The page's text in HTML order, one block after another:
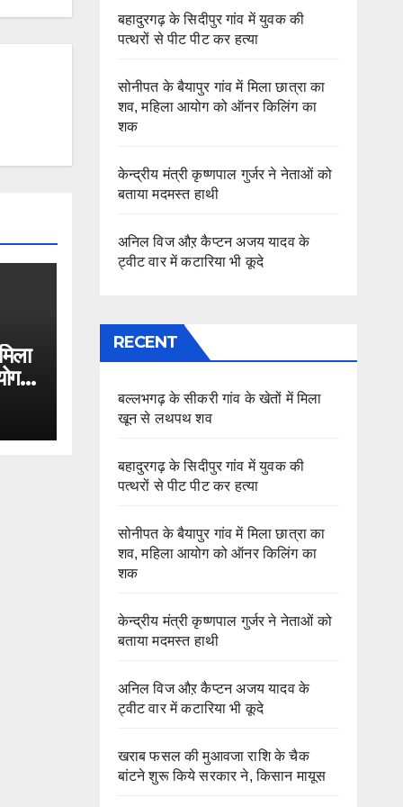
बहादुरगढ़ के सिदीपुर गांव में युवक की
पत्थरों से पीट पीट कर हत्या
सोनीपत के बैयापुर गांव में मिला छात्रा का
शव, महिला आयोग को ऑनर किलिंग का
शक
केन्द्रीय मंत्री कृष्णपाल गुर्जर ने नेताओं को
बताया मदमस्त हाथी
अनिल विज औऱ कैप्टन अजय यादव के
ट्वीट वार में कटारिया भी कूदे
RECENT
बल्लभगढ़ के सीकरी गांव के खेतों में मिला
खून से लथपथ शव
बहादुरगढ़ के सिदीपुर गांव में युवक की
पत्थरों से पीट पीट कर हत्या
सोनीपत के बैयापुर गांव में मिला छात्रा का
शव, महिला आयोग को ऑनर किलिंग का
शक
केन्द्रीय मंत्री कृष्णपाल गुर्जर ने नेताओं को
बताया मदमस्त हाथी
अनिल विज औऱ कैप्टन अजय यादव के
ट्वीट वार में कटारिया भी कूदे
खराब फसल की मुआवजा राशि के चैक
बांटने शुरू किये सरकार ने, किसान मायूस